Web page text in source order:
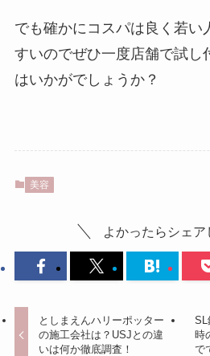
でも確かにコスパは良く若い
すいのでぜひ一度店舗で試し
はいかがでしょうか？
美容
よかったらシェア
としまえんハリーポッター
の施工会社は？USJとの違
いは何か徹底調査！
SL
時
で